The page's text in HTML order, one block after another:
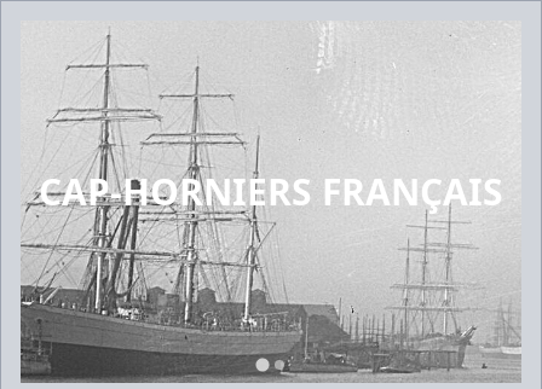
CAP-HORNIERS FRANÇAIS